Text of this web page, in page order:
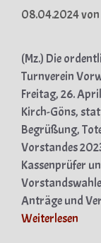
08.04.2024von
(Mz.) Die
Turnverein
Freitag, 26.
Kirch-Göns,
Begrüßung,
Vorstandes
Kassenprüfer
Anträge und
Weiterlesen